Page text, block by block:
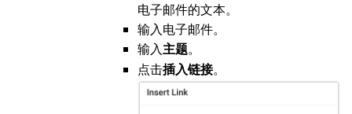
电子邮件的文本。
输入电子邮件。
输入主题。
点击插入链接。